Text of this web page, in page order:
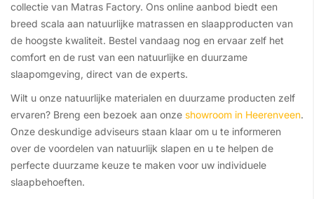
collectie van Matras Factory. Ons online aanbod biedt een
breed scala aan natuurlijke matrassen en slaapproducten van
de hoogste kwaliteit. Bestel vandaag nog en ervaar zelf het
comfort en de rust van een natuurlijke en duurzame
slaapomgeving, direct van de experts.
Wilt u onze natuurlijke materialen en duurzame producten zelf
ervaren? Breng een bezoek aan onze showroom in Heerenveen.
Onze deskundige adviseurs staan klaar om u te informeren
over de voordelen van natuurlijk slapen en u te helpen de
perfecte duurzame keuze te maken voor uw individuele
slaapbehoeften.